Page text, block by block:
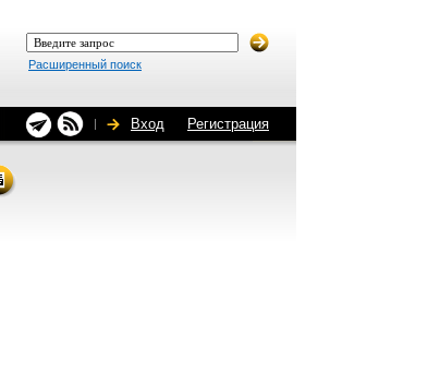
Расширенный поиск
Вход Регистрация